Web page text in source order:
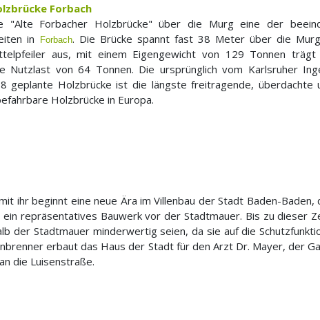
Forbach
"Alte Forbacher Holzbrücke" über die Murg eine der
in
Forbach. Die Brücke spannt fast 38 Meter über die
aus, mit einem Eigengewicht von 129 Tonnen trägt
Nutzlast von 64 Tonnen. Die ursprünglich vom Karlsruher
geplante Holzbrücke ist die längste freitragende, überdachte
Holzbrücke in Europa.
ihr beginnt eine neue Ära im Villenbau der Stadt Baden-Baden,
repräsentatives Bauwerk vor der Stadtmauer. Bis zu dieser
der Stadtmauer minderwertig seien, da sie auf die
erbaut das Haus der Stadt für den Arzt Dr. Mayer, der
die Luisenstraße.